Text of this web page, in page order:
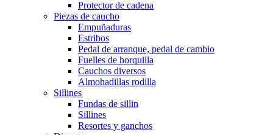
Protector de cadena
Piezas de caucho
Empuñaduras
Estribos
Pedal de arranque, pedal de cambio
Fuelles de horquilla
Cauchos diversos
Almohadillas rodilla
Sillines
Fundas de sillin
Sillines
Resortes y ganchos